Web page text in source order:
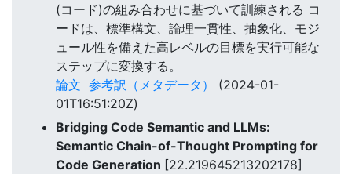
(コード)の組み合わせに基づいて訓練される コ
ードは、標準構文、論理一貫性、抽象化、モジ
ュール性を備えた高レベルの目標を実行可能な
ステップに変換する。
論文 参考訳（メタデータ）
(2024-01-
01T16:51:20Z)
Bridging Code Semantic and LLMs:
Semantic Chain-of-Thought Prompting for
Code Generation [22.219645213202178]